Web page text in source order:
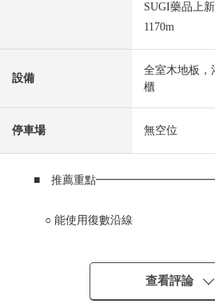
SUGI藥品上
1170m
設備
全室木地板，
櫃
停車場 無空位
■ 推薦重點
○ 能使用復數沿線
・阪急京都線"上新莊"車站步
○ 私人使用面積63.64平方公尺，
○ 陽光在第三版陽台良好
查看評論